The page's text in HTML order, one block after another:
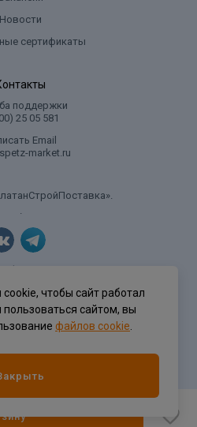
Новости
сертификаты
поддержки
25 05 581
Email
market.ru
.
чтобы сайт работал
сайтом, вы
файлов cookie